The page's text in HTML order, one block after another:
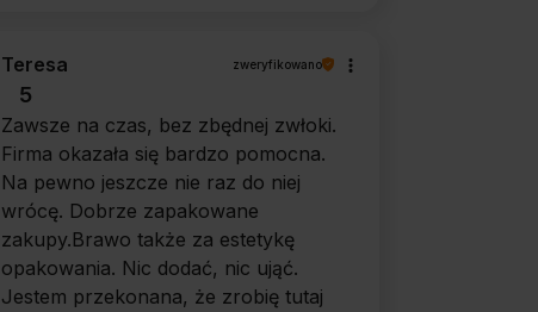
Teresa zweryfikowano
5
Zawsze na czas, bez zbędnej zwłoki.
Firma okazała się bardzo pomocna.
Na pewno jeszcze nie raz do niej
wrócę. Dobrze zapakowane
zakupy.Brawo także za estetykę
opakowania. Nic dodać, nic ująć.
Jestem przekonana, że zrobię tutaj